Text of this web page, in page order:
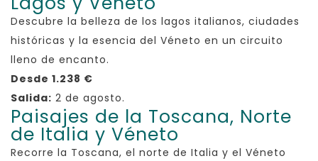
Descubre la belleza de los lagos italianos, ciudades
históricas y la esencia del Véneto en un circuito
lleno de encanto.
Desde 1.238 €
Salida: 2 de agosto.
Paisajes de la Toscana, Norte
de Italia y Véneto
Recorre la Toscana, el norte de Italia y el Véneto